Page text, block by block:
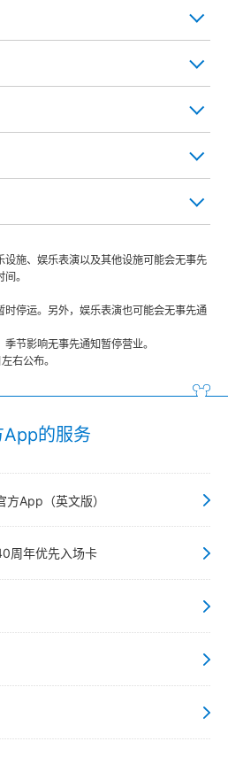
设施、娱乐表演以及其他设施可能会无事先
。
时停运。另外，娱乐表演也可能会无事先通
节影响无事先通知暂停营业。
右公布。
App的服务
App（英文版）
周年优先入场卡